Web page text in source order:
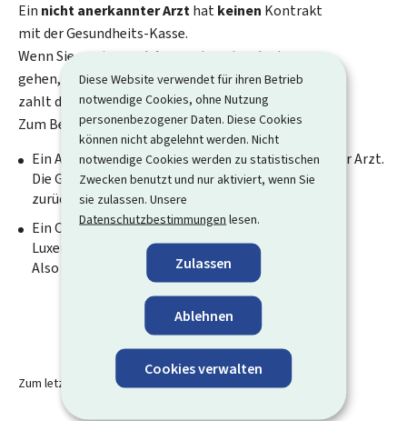
Diese Website verwendet für ihren Betrieb
notwendige Cookies, ohne Nutzung
personenbezogener Daten. Diese Cookies
können nicht abgelehnt werden. Nicht
notwendige Cookies werden zu statistischen
Zwecken benutzt und nur aktiviert, wenn Sie
sie zulassen. Unsere
Datenschutzbestimmungen lesen.
Zulassen
Ablehnen
Cookies verwalten
Ein nicht anerkannter Arzthatkeinen Kontrakt
mit der Gesundheits-Kasse.
Wenn Sie zu einem
nicht
anerkannten Arzt
gehen,
zahlt die Gesundheits-Kassenicht.
Zum Beispiel:
Ein Arzt in einem Kranken-Haus ist ein anerkannter Arzt.
Die Gesundheits-Kasse zahlt einen Teil der Kosten
zurück.
Ein Osteopath ist ein nicht anerkannter Arzt in
Luxemburg.
Also zahlt die Gesundheits-Kasse
Zum letzten Mal aktualisiert am14.03.2025